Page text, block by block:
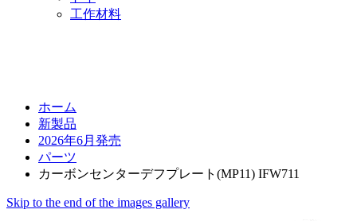
工作材料
ホーム
新製品
2026年6月発売
パーツ
カーボンセンターデフプレート(MP11) IFW711
Skip to the end of the images gallery